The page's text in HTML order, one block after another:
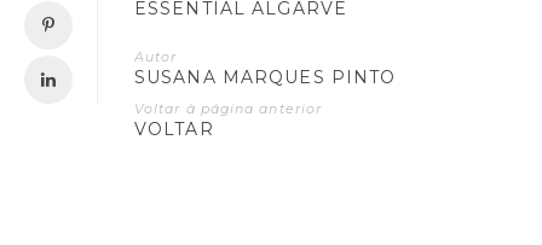
ESSENTIAL ALGARVE
Autor
SUSANA MARQUES PINTO
Voltar à página anterior
VOLTAR